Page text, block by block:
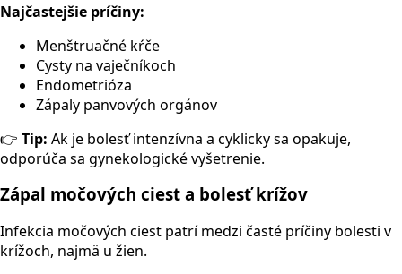
Najčastejšie príčiny:
Menštruačné kŕče
Cysty na vaječníkoch
Endometrióza
Zápaly panvových orgánov
👉 Tip: Ak je bolesť intenzívna a cyklicky sa opakuje,
odporúča sa gynekologické vyšetrenie.
Zápal močových ciest a bolesť krížov
Infekcia močových ciest patrí medzi časté príčiny bolesti v
krížoch, najmä u žien.